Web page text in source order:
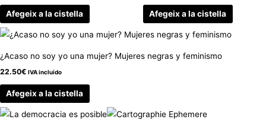
Afegeix a la cistella Afegeix a la cistella
¿Acaso no soy yo una mujer? Mujeres negras y feminismo
22.50€ IVA incluido
Afegeix a la cistella